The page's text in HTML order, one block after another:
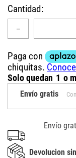
Cantidad
－
Solo quedan 1 o
Envío gratis
Envío
Devolucion